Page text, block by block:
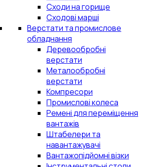
Сходи на горище
Сходові марші
Верстати та промислове
обладнання
Деревообробні
верстати
Металообробні
верстати
Компресори
Промислові колеса
Ремені для переміщення
вантажів
Штабелери та
навантажувачі
Вантажопідйомні візки